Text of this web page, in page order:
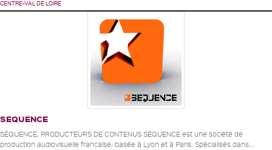
CENTRE-VAL DE LOIRE
SEQUENCE
SÉQUENCE, PRODUCTEURS DE CONTENUS SÉQUENCE est une société de
production audiovisuelle française, basée à Lyon et à Paris. Spécialisés dans...